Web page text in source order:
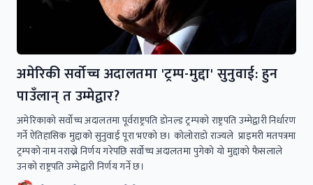
अमेरिकी सर्वोच्च अदालतमा 'ट्रम्प-मुद्दा' सुनुवाई: हुन
पाउँलान् त उम्मेद्वार?
अमेरिकाको सर्वोच्च अदालतमा पूर्वराष्ट्रपति डोनल्ड ट्रम्पको राष्ट्रपति उम्मेद्वारी निर्धारण
गर्ने ऐतिहासिक मुद्दाको सुनुवाई पूरा भएको छ। कोलोराडो राज्यले प्राइमरी मतपत्रमा
ट्रम्पको नाम नराख्ने निर्णय गरेपछि सर्वोच्च अदालतमा पुगेको यो मुद्दाको फैसलाले
उनको राष्ट्रपति उम्मेद्वारी निर्णय गर्ने छ।